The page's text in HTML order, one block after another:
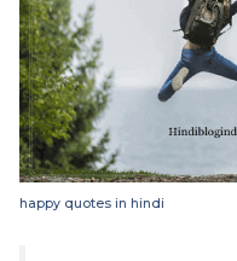
happy quotes in hindi